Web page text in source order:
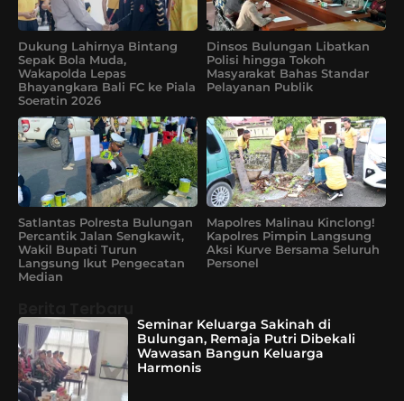
Dukung Lahirnya Bintang
Sepak Bola Muda,
Wakapolda Lepas
Bhayangkara Bali FC ke Piala
Soeratin 2026
Dinsos Bulungan Libatkan
Polisi hingga Tokoh
Masyarakat Bahas Standar
Pelayanan Publik
Satlantas Polresta Bulungan
Percantik Jalan Sengkawit,
Wakil Bupati Turun
Langsung Ikut Pengecatan
Median
Mapolres Malinau Kinclong!
Kapolres Pimpin Langsung
Aksi Kurve Bersama Seluruh
Personel
Seminar Keluarga Sakinah di
Bulungan, Remaja Putri Dibekali
Wawasan Bangun Keluarga
Harmonis